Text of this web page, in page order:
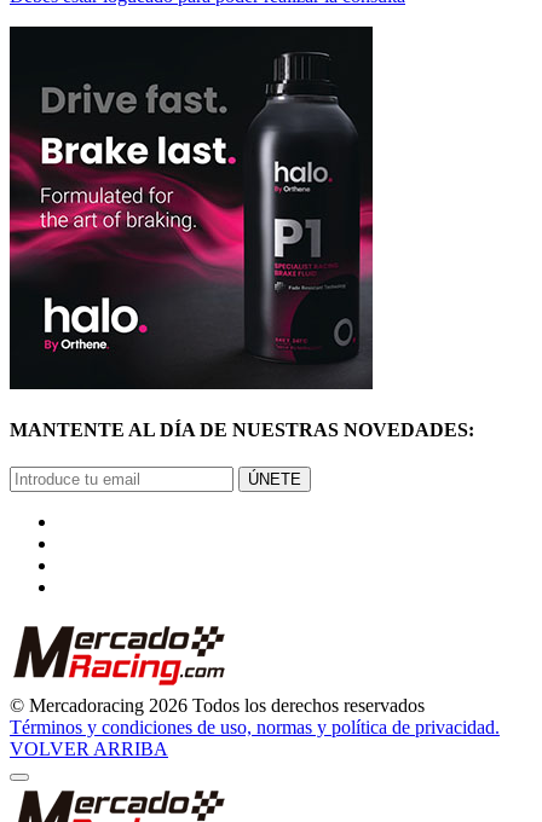
MANTENTE AL DÍA DE NUESTRAS NOVEDADES:
ÚNETE
© Mercadoracing 2026 Todos los derechos reservados
Términos y condiciones de uso, normas y política de privacidad.
VOLVER ARRIBA